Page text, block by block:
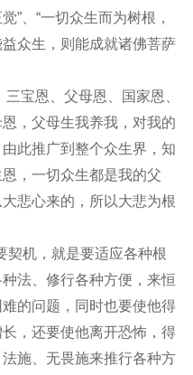
”、“一切众生而为树根，
众生，则能成就诸佛菩萨
宝恩、父母恩、国家恩、
，父母生我养我，对我的
此推广到整个众生界，知
，一切众生都是我的父
悲心来的，所以大悲为根
契机，就是要适应各种根
法、修行各种方便，来恒
的问题，同时也要使他得
，还要使他离开恐怖，得
施、无畏施来推行各种方